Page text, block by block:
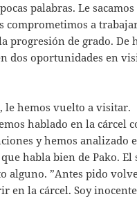
palabras. Le
comprometimos a
progresión de grado. De
dos oportunidades en
le hemos vuelto a visitar.
hablado en la cárcel
y hemos analizado
habla bien de Pako. El
alguno. ”Antes pido
en la cárcel. Soy